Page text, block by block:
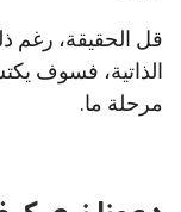
قل الحقيقة، رغم
الذاتية، فسوف
مرحلة ما.